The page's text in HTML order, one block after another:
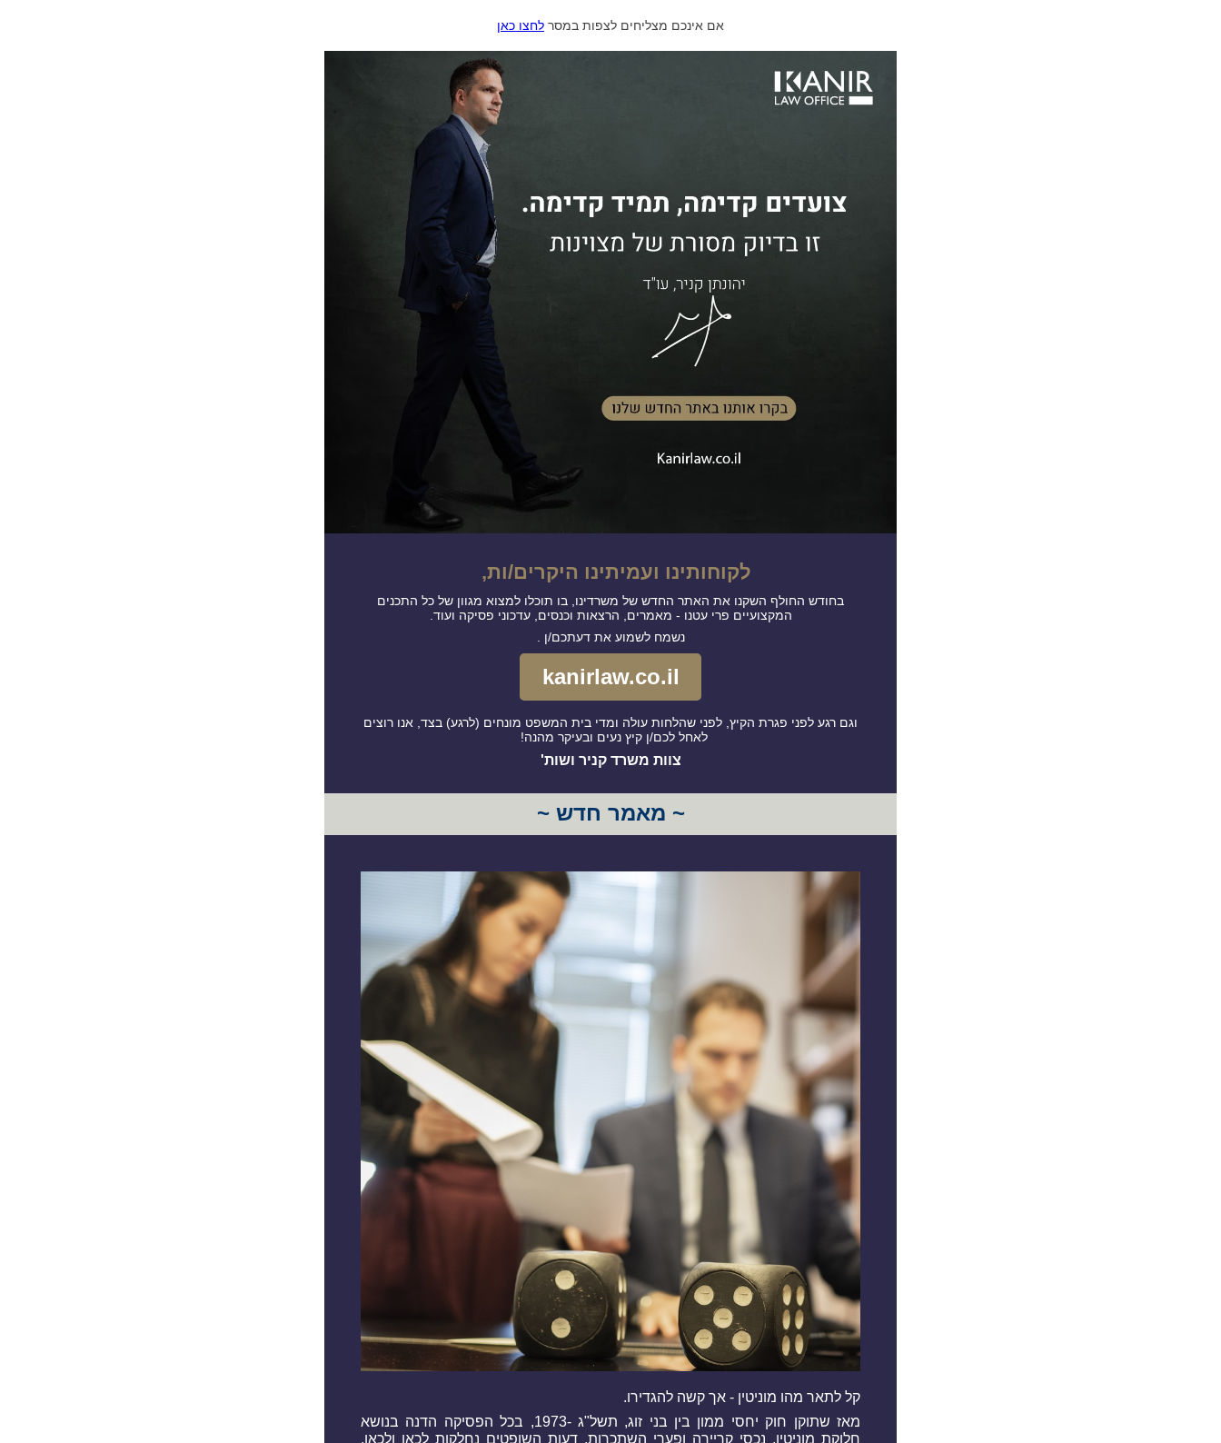
אם אינכם מצליחים לצפות במסר לחצו כאן
לקוחותינו ועמיתינו היקרים/ות,
בחודש החולף השקנו את האתר החדש של משרדינו, בו תוכלו למצוא מגוון של כל התכנים
המקצועיים פרי עטנו - מאמרים, הרצאות וכנסים, עדכוני פסיקה ועוד.
נשמח לשמוע את דעתכם/ן .
kanirlaw.co.il
וגם רגע לפני פגרת הקיץ, לפני שהלחות עולה ומדי בית המשפט מונחים (לרגע) בצד, אנו רוצים
לאחל לכם/ן קיץ נעים ובעיקר מהנה!
צוות משרד קניר ושות'
~ מאמר חדש ~
קל לתאר מהו מוניטין - אך קשה להגדירו.
מאז שתוקן חוק יחסי ממון בין בני זוג, תשל"ג -1973, בכל הפסיקה הדנה בנושא
חלוקת מוניטין, נכסי קריירה ופערי השתכרות, דעות השופטים נחלקות לכאן ולכאן,